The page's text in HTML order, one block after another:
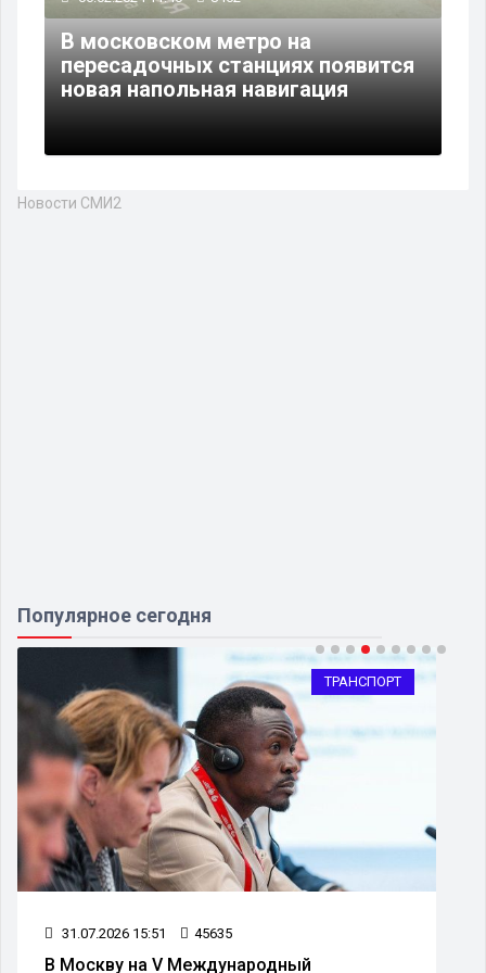
В московском метро на
пересадочных станциях появится
новая напольная навигация
Новости СМИ2
Популярное сегодня
ТРАНСПОРТ
31.07.2026 15:51 45635
В Москву на V Международный